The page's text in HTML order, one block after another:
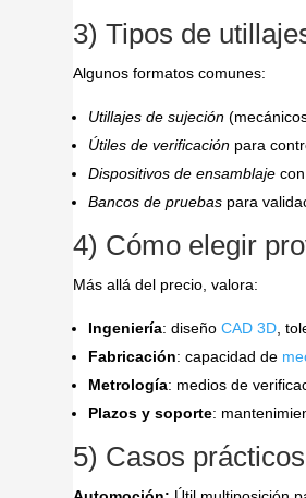
3) Tipos de
Algunos formatos comunes:
Utillajes de sujeción
Útiles de verificación para
Dispositivos de ensamblaje
Bancos de pruebas para
4) Cómo elegir
Más allá del precio, valora:
Ingeniería: diseñoCAD 3D ,
Fabricación: capacidad de
Metrología: medios de
Plazos y soporte:
5) Casos